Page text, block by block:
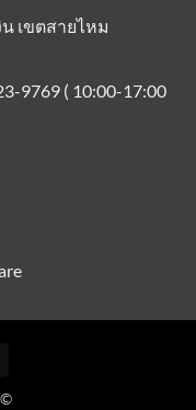
เขตสายไหม
9769 ( 10:00-17:00
©